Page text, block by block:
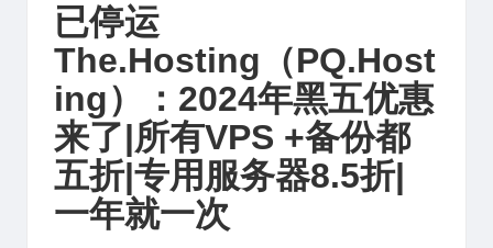
已停运
The.Hosting（PQ.Host
ing）：2024年黑五优惠
来了|所有VPS +备份都
五折|专用服务器8.5折|
一年就一次